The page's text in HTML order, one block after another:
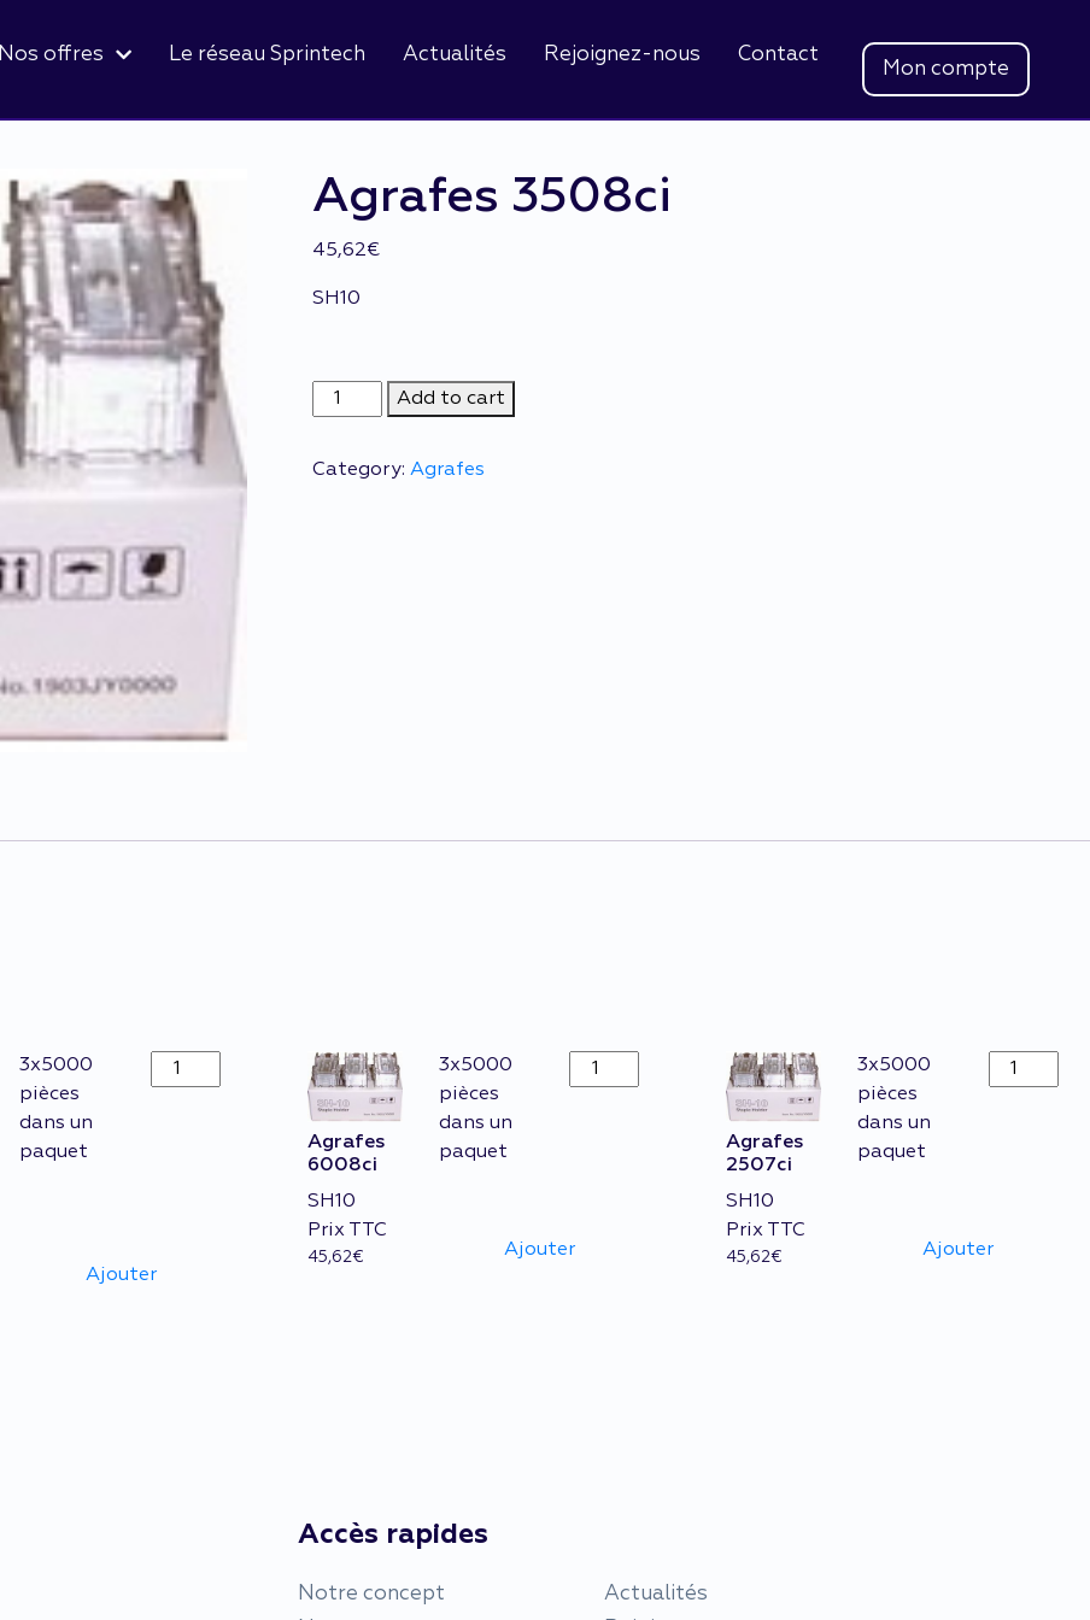
Nos offres Le réseau Sprintech Actualités Rejoignez-nous Contact
Mon compte
Agrafes 3508ci
45,62€
SH10
Agrafes
3508ci
Add to cart
Category: Agrafes
3x5000
pièces
dans un
paquet
Agrafes
6057i
Ajouter
Agrafes
6008ci
SH10
3x5000
pièces
dans un
paquet
Agrafes
6008ci
Prix TTC
45,62€ Ajouter
Agrafes
2507ci
SH10
3x5000
pièces
dans un
paquet
Agrafes
2507ci
Prix TTC
45,62€ Ajouter
Accès rapides
Notre concept
Actualités